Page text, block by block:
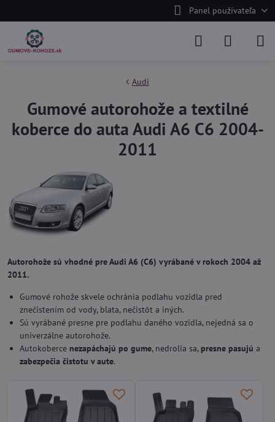
Panel používateľa
Audi
Gumové autorohože a textilné
koberce do auta Audi A6 C6 2004-
2011
Autorohože sú vhodné pre Audi A6 (C6) vyrábané v rokoch 2004 až
2011.
Gumové rohože skvele ochránia podlahu vozidla pred
znečistením od vody, blata, nečistôt a iných.
Sú vyrábané presne pre podlahu daného vozidla, nejedná sa o
univerzálne autorohože.
Autokoberce nezapáchajú po gume, nedrolia sa, presne pasujú a
zabezpečia čistotu v aute.